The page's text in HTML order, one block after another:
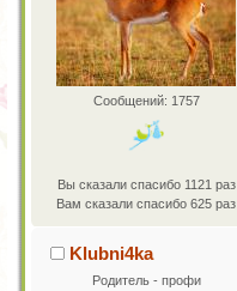
Сообщений: 1757
Вы сказали спасибо 1121 раз
Вам сказали спасибо 625 раз
Klubni4ka
Родитель - профи